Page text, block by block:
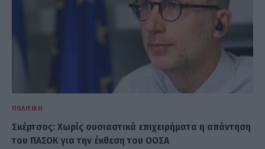
ΠΟΛΙΤΙΚΉ
Σκέρτσος: Χωρίς ουσιαστικά επιχειρήματα η απάντηση
του ΠΑΣΟΚ για την έκθεση του ΟΟΣΑ